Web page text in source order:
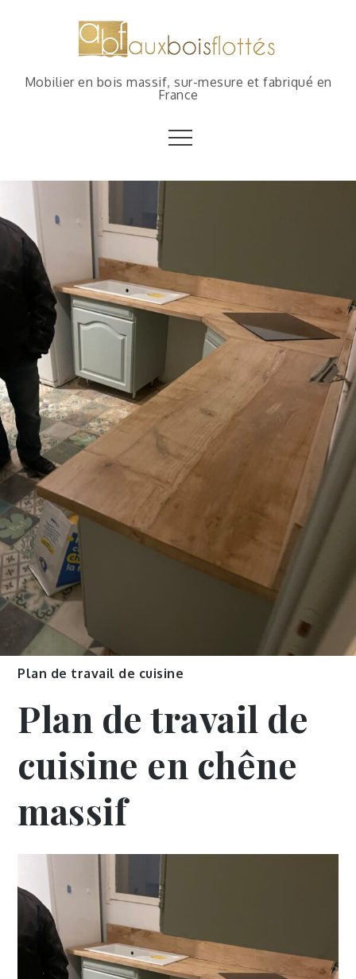
Mobilier en bois massif, sur-mesure et fabriqué en
France
Plan de travail de cuisine
Plan de travail de
cuisine en chêne
massif